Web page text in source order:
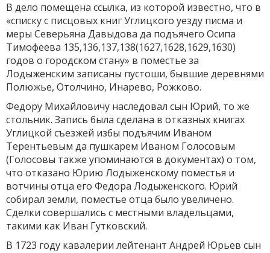
В дело помещена ссылка, из которой известно, что в
«списку с писцовых книг Углицкого уезду писма и
меры Северьяна Давыдова да подъячего Осипа
Тимофеева 135,136,137,138(1627,1628,1629,1630)
годов о городском стану» в поместье за
Лодыженским записаны пустоши, бывшие деревнями
Полюжье, Отолчино, Инарево, Рожково.
Федору Михайловичу наследовал сын Юрий, то же
стольник. Запись была сделана в отказных книгах
Углицкой съезжей избы подъячим Иваном
Терентьевым да пушкарем Иваном Голосовым
(Голосовы также упоминаются в документах) о том,
что отказано Юрию Лодыженскому поместья и
вотчины отца его Федора Лодыженского. Юрий
собирал земли, поместье отца было увеличено.
Сделки совершались с местными владельцами,
такими как Иван Гутковский.
В 1723 году кавалерии лейтенант Андрей Юрьев сын